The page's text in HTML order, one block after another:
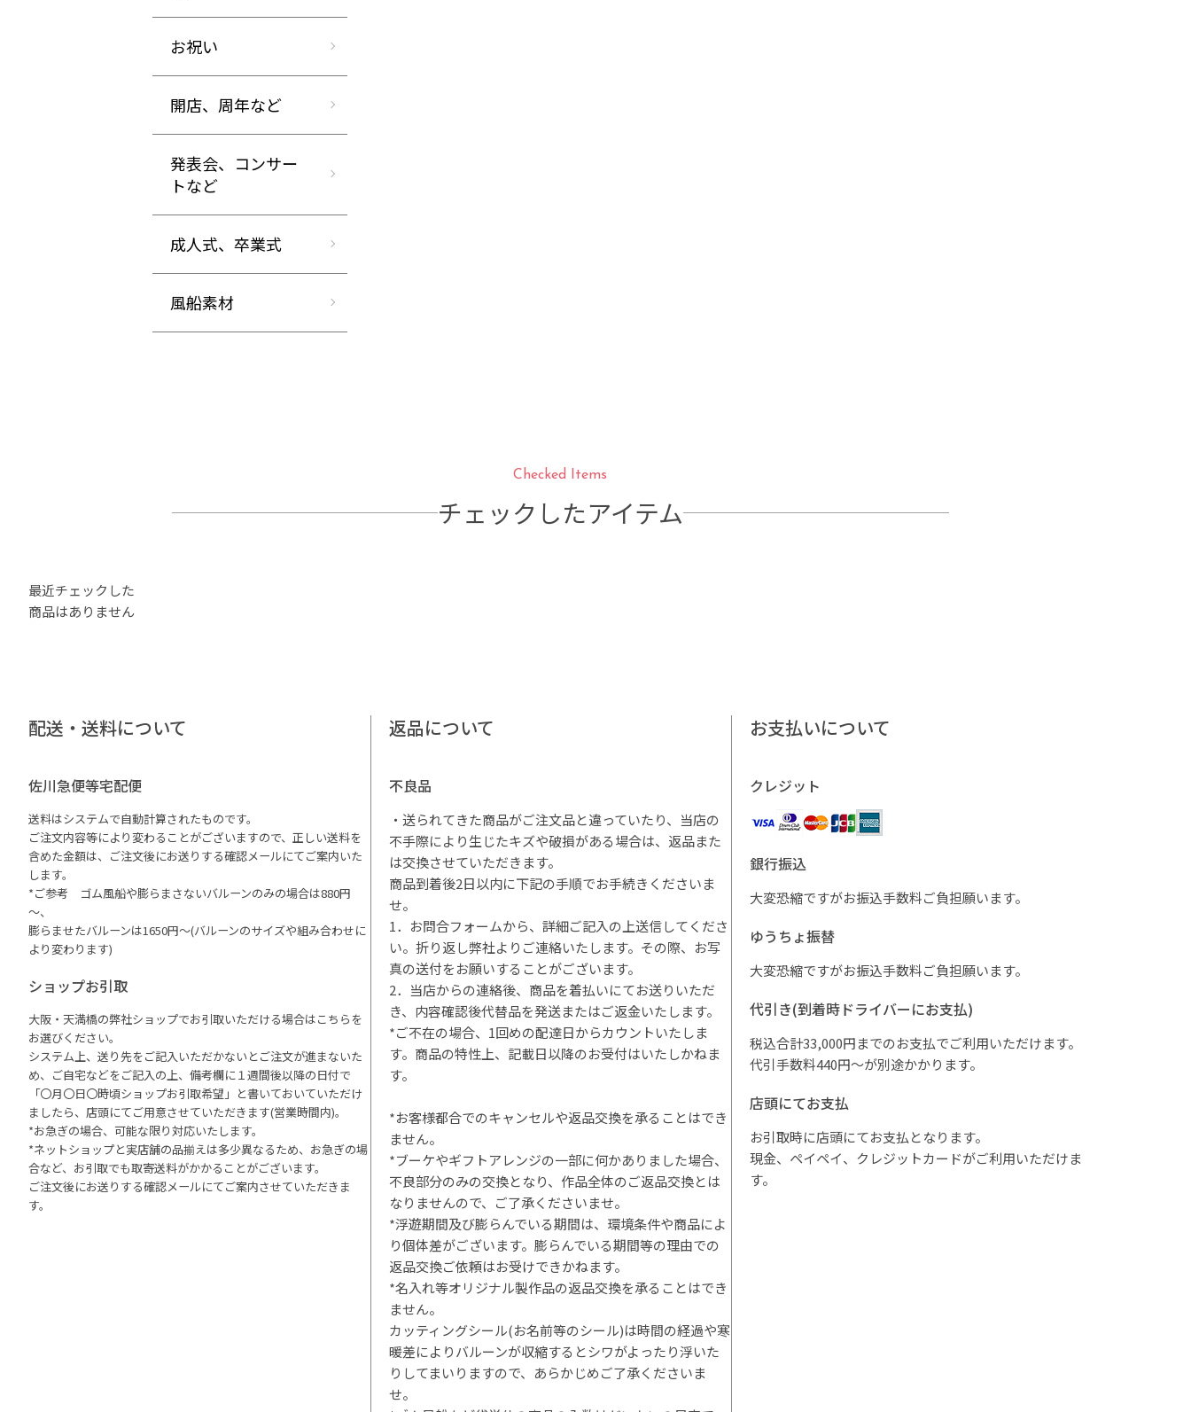
お祝い
開店、周年など
発表会、コンサー
トなど
成人式、卒業式
風船素材
Checked Items
チェックしたアイテム
最近チェックした
商品はありません
配送・送料について
佐川急便等宅配便
送料はシステムで自動計算されたものです。
ご注文内容等により変わることがございますので、正しい送料を
含めた金額は、ご注文後にお送りする確認メールにてご案内いた
します。
*ご参考 ゴム風船や膨らまさないバルーンのみの場合は880円
～、
膨らませたバルーンは1650円～(バルーンのサイズや組み合わせに
より変わります)
ショップお引取
大阪・天満橋の弊社ショップでお引取いただける場合はこちらを
お選びください。
システム上、送り先をご記入いただかないとご注文が進まないた
め、ご自宅などをご記入の上、備考欄に１週間後以降の日付で
「〇月〇日〇時頃ショップお引取希望」と書いておいていただけ
ましたら、店頭にてご用意させていただきます(営業時間内)。
*お急ぎの場合、可能な限り対応いたします。
*ネットショップと実店舗の品揃えは多少異なるため、お急ぎの場
合など、お引取でも取寄送料がかかることがございます。
ご注文後にお送りする確認メールにてご案内させていただきま
す。
返品について
不良品
・送られてきた商品がご注文品と違っていたり、当店の
不手際により生じたキズや破損がある場合は、返品また
は交換させていただきます。
商品到着後2日以内に下記の手順でお手続きくださいま
せ。
1．お問合フォームから、詳細ご記入の上送信してくださ
い。折り返し弊社よりご連絡いたします。その際、お写
真の送付をお願いすることがございます。
2．当店からの連絡後、商品を着払いにてお送りいただ
き、内容確認後代替品を発送またはご返金いたします。
*ご不在の場合、1回めの配達日からカウントいたしま
す。商品の特性上、記載日以降のお受付はいたしかねま
す。
*お客様都合でのキャンセルや返品交換を承ることはでき
ません。
*ブーケやギフトアレンジの一部に何かありました場合、
不良部分のみの交換となり、作品全体のご返品交換とは
なりませんので、ご了承くださいませ。
*浮遊期間及び膨らんでいる期間は、環境条件や商品によ
り個体差がございます。膨らんでいる期間等の理由での
返品交換ご依頼はお受けできかねます。
*名入れ等オリジナル製作品の返品交換を承ることはでき
ません。
カッティングシール(お名前等のシール)は時間の経過や寒
暖差によりバルーンが収縮するとシワがよったり浮いた
りしてまいりますので、あらかじめご了承くださいま
せ。
お支払いについて
クレジット
銀行振込
大変恐縮ですがお振込手数料ご負担願います。
ゆうちょ振替
大変恐縮ですがお振込手数料ご負担願います。
代引き(到着時ドライバーにお支払)
税込合計33,000円までのお支払でご利用いただけます。
代引手数料440円～が別途かかります。
店頭にてお支払
お引取時に店頭にてお支払となります。
現金、ペイペイ、クレジットカードがご利用いただけま
す。